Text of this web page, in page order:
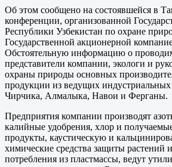
Об этом сообщено на состоявшейся в
конференции, организованной
Республики Узбекистан по охране
Государственной акционерной
Обстоятельную информацию о
представители компании, экологи и
охраны природы основных
продукции из ведущих
Чирчика, Алмалыка, Навои и Ферганы.
Предприятия компании производят
калийные удобрения, хлор и
продукты, каустическую и
химические средства защиты растений
потребления из пластмассы, ведут